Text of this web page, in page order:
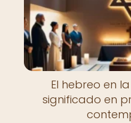
El hebreo en
significado en